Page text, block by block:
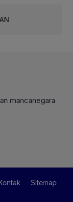
mancanegara
Sitemap